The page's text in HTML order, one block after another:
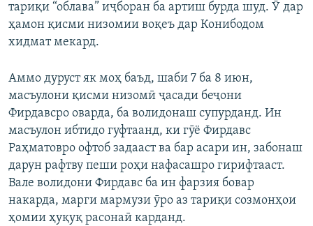
тариқи “облава” иҷборан ба артиш бурда шуд. Ӯ дар
ҳамон қисми низомии воқеъ дар Конибодом
хидмат мекард.
Аммо дуруст як моҳ баъд, шаби 7 ба 8 июн,
масъулони қисми низомӣ ҷасади беҷони
Фирдавсро оварда, ба волидонаш супурданд. Ин
масъулон ибтидо гуфтаанд, ки гӯё Фирдавс
Раҳматовро офтоб задааст ва бар асари ин, забонаш
дарун рафтву пеши роҳи нафасашро гирифтааст.
Вале волидони Фирдавс ба ин фарзия бовар
накарда, марги мармузи ӯро аз тариқи созмонҳои
ҳомии ҳуқуқ расонаӣ карданд.